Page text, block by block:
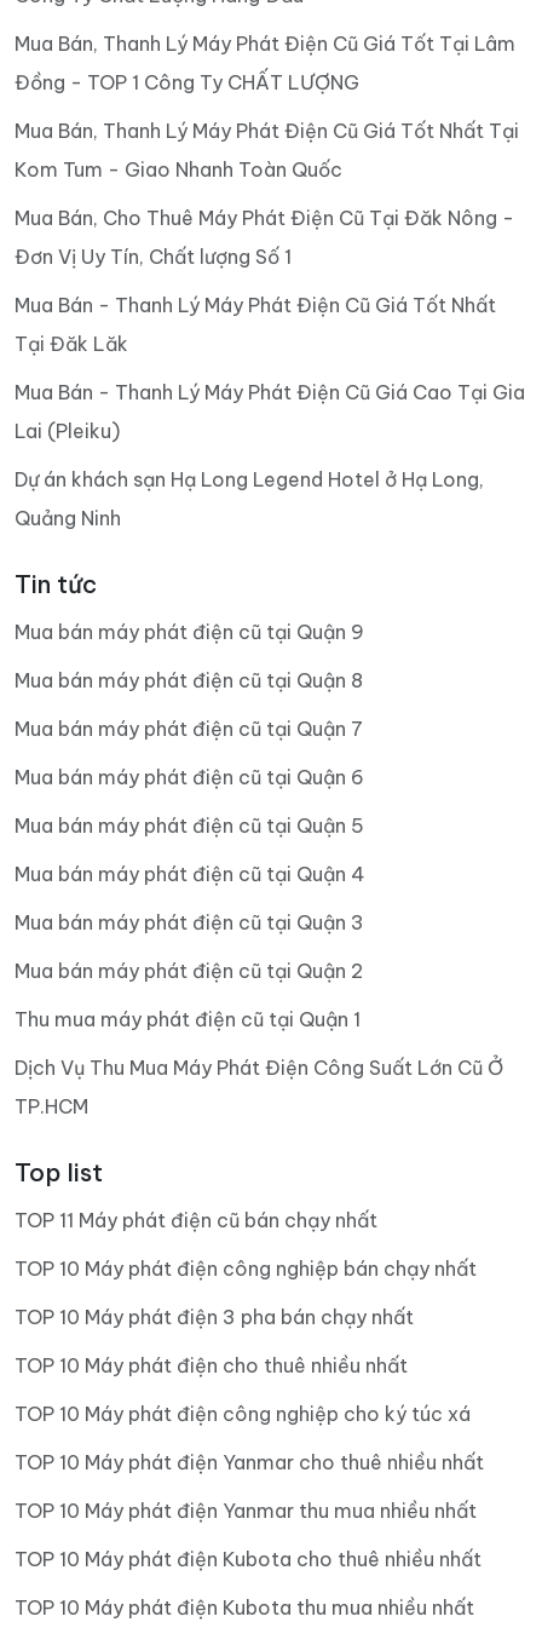
Mua Bán, Thanh Lý Máy Phát Điện Cũ Giá Tốt Tại Lâm
Đồng - TOP 1 Công Ty CHẤT LƯỢNG
Mua Bán, Thanh Lý Máy Phát Điện Cũ Giá Tốt Nhất Tại
Kom Tum - Giao Nhanh Toàn Quốc
Mua Bán, Cho Thuê Máy Phát Điện Cũ Tại Đăk Nông -
Đơn Vị Uy Tín, Chất lượng Số 1
Mua Bán - Thanh Lý Máy Phát Điện Cũ Giá Tốt Nhất
Tại Đăk Lăk
Mua Bán - Thanh Lý Máy Phát Điện Cũ Giá Cao Tại Gia
Lai (Pleiku)
Dự án khách sạn Hạ Long Legend Hotel ở Hạ Long,
Quảng Ninh
Tin tức
Mua bán máy phát điện cũ tại Quận 9
Mua bán máy phát điện cũ tại Quận 8
Mua bán máy phát điện cũ tại Quận 7
Mua bán máy phát điện cũ tại Quận 6
Mua bán máy phát điện cũ tại Quận 5
Mua bán máy phát điện cũ tại Quận 4
Mua bán máy phát điện cũ tại Quận 3
Mua bán máy phát điện cũ tại Quận 2
Thu mua máy phát điện cũ tại Quận 1
Dịch Vụ Thu Mua Máy Phát Điện Công Suất Lớn Cũ Ở
TP.HCM
Top list
TOP 11 Máy phát điện cũ bán chạy nhất
TOP 10 Máy phát điện công nghiệp bán chạy nhất
TOP 10 Máy phát điện 3 pha bán chạy nhất
TOP 10 Máy phát điện cho thuê nhiều nhất
TOP 10 Máy phát điện công nghiệp cho ký túc xá
TOP 10 Máy phát điện Yanmar cho thuê nhiều nhất
TOP 10 Máy phát điện Yanmar thu mua nhiều nhất
TOP 10 Máy phát điện Kubota cho thuê nhiều nhất
TOP 10 Máy phát điện Kubota thu mua nhiều nhất